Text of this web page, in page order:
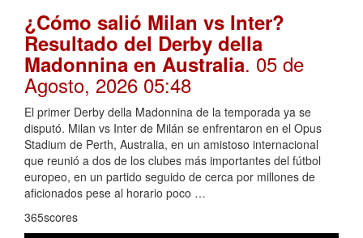
¿Cómo salió Milan vs Inter?
Resultado del Derby della
Madonnina en Australia. 05 de
Agosto, 2026 05:48
El primer Derby della Madonnina de la temporada ya se
disputó. Milan vs Inter de Milán se enfrentaron en el Opus
Stadium de Perth, Australia, en un amistoso internacional
que reunió a dos de los clubes más importantes del fútbol
europeo, en un partido seguido de cerca por millones de
aficionados pese al horario poco …
365scores